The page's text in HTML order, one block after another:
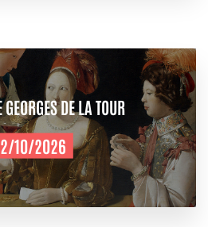
DE LA TOUR
10/2026